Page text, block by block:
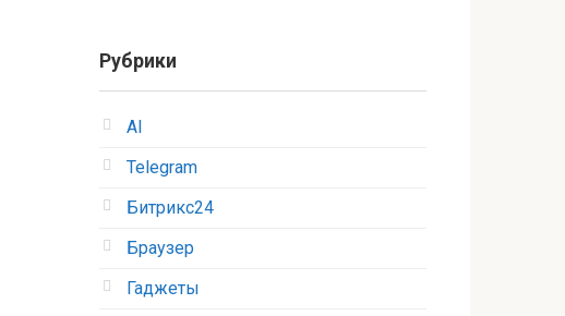
Рубрики
AI
Telegram
Битрикс24
Браузер
Гаджеты